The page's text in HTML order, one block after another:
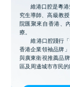
維港口腔是粵
究生導師、高級教
院匯聚來自香港、
療。
維港口腔踐行
香港企業領袖品牌
與廣東衛視推薦品
區及周邊城市市民的